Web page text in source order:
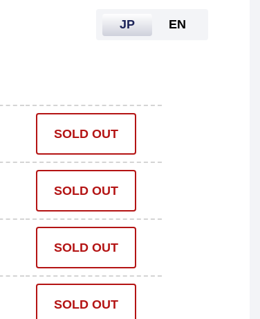
JP EN
SOLD OUT
SOLD OUT
SOLD OUT
SOLD OUT